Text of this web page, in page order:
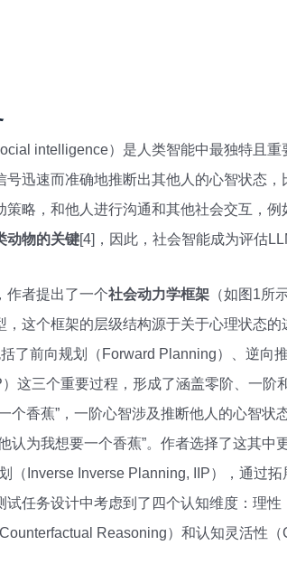
intelligence）是人类智能中最独特且
迅速而准确地推断出其他人的心智状态
略，和他人进行沟通和其他社会交互，例
动物的关键[4]，因此，社会智能成为评估
作者提出了一个社会动力学框架 （如图1所
这个框架的层级结构源于关于心理状态的
了前向规划（Forward Planning）、逆向
这三个重要过程，形成了涵盖零阶、一
个香蕉”，一阶心智涉及推断他人的心智状
认为我想要一个香蕉”。作者选择了这其
（Inverse Inverse Planning, IIP），通过
试任务设计中考虑到了四个认知维度：理
Reasoning）和认知灵活性